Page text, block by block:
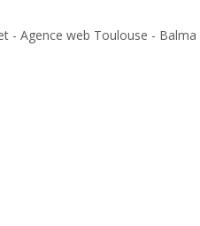
- Agence web Toulouse - Balma